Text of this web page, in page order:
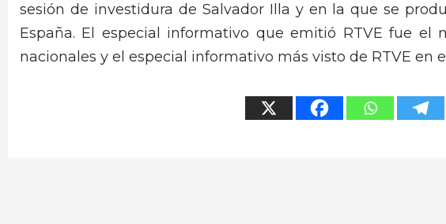
sesión de investidura de Salvador Illa y en la que se
España. El especial informativo que emitió RTVE fue el
nacionales y el especial informativo más visto de RTVE en